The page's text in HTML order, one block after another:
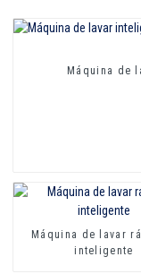
Máquina de
Máquina de lavar
inteligente